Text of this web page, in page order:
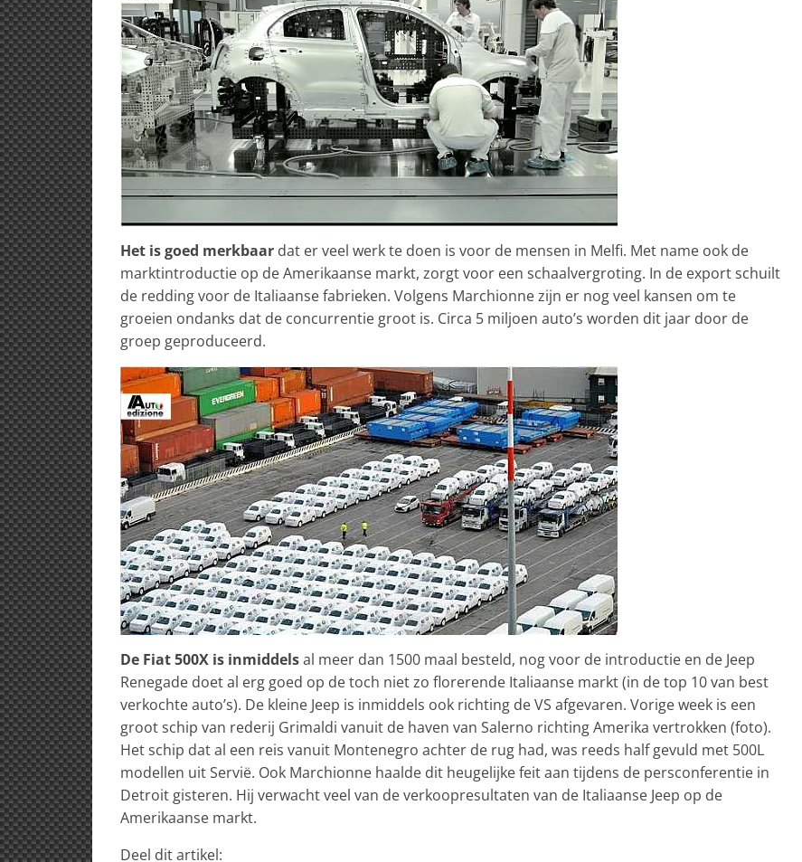
Het is goed merkbaar dat er veel werk te doen is voor de mensen in Melfi. Met name ook de
marktintroductie op de Amerikaanse markt, zorgt voor een schaalvergroting. In de export schuilt
de redding voor de Italiaanse fabrieken. Volgens Marchionne zijn er nog veel kansen om te
groeien ondanks dat de concurrentie groot is. Circa 5 miljoen auto’s worden dit jaar door de
groep geproduceerd.
De Fiat 500X is inmiddelsal meer dan 1500 maal besteld, nog voor de introductie en de Jeep
Renegade doet al erg goed op de toch niet zo florerende Italiaanse markt (in de top 10 van best
verkochte auto’s). De kleine Jeep is inmiddels ook richting de VS afgevaren. Vorige week is een
groot schip van rederij Grimaldi vanuit de haven van Salerno richting Amerika vertrokken (foto).
Het schip dat al een reis vanuit Montenegro achter de rug had, was reeds half gevuld met 500L
modellen uit Servië. Ook Marchionne haalde dit heugelijke feit aan tijdens de persconferentie in
Detroit gisteren. Hij verwacht veel van de verkoopresultaten van de Italiaanse Jeep op de
Amerikaanse markt.
Deel dit artikel: